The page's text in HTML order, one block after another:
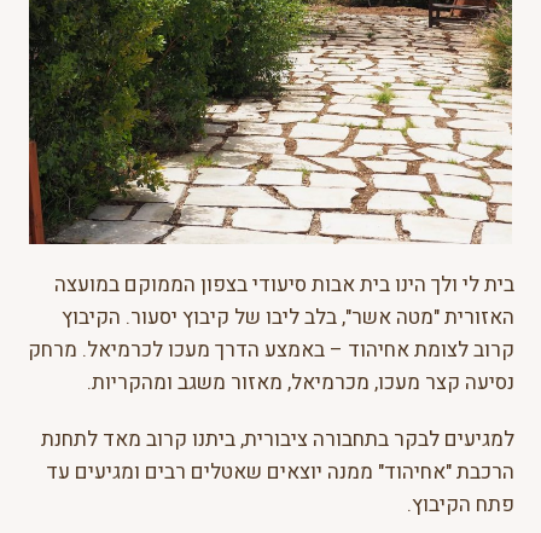
בית לי ולך הינו בית אבות סיעודי בצפון הממוקם במועצה
האזורית "מטה אשר", בלב ליבו של קיבוץ יסעור. הקיבוץ
קרוב לצומת אחיהוד – באמצע הדרך מעכו לכרמיאל. מרחק
נסיעה קצר מעכו, מכרמיאל, מאזור משגב ומהקריות.
למגיעים לבקר בתחבורה ציבורית, ביתנו קרוב מאד לתחנת
הרכבת "אחיהוד" ממנה יוצאים שאטלים רבים ומגיעים עד
פתח הקיבוץ.